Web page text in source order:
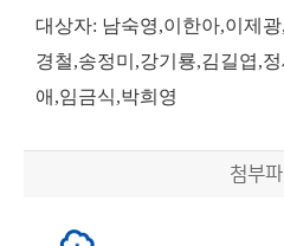
대상자: 남숙영,이한아,이제
경철,송정미,강기룡,김길엽,
애,임금식,박희영
첨부